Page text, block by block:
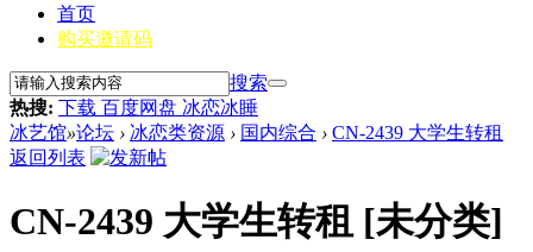
首页
购买邀请码
搜索
热搜: 下载 百度网盘 冰恋冰睡
冰艺馆»论坛 › 冰恋类资源 › 国内综合 › CN-2439 大学生转租
返回列表
CN-2439 大学生转租[未分类]